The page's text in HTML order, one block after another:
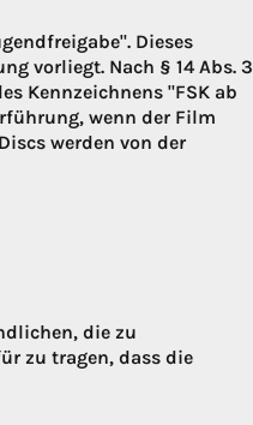
Dieses
vorliegt. Nach § 14 Abs. 3
Kennzeichnens "FSK ab
wenn der Film
werden von der
die zu
zu tragen, dass die